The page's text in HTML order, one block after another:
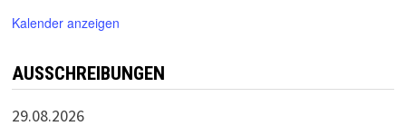
Kalender anzeigen
AUSSCHREIBUNGEN
29.08.2026